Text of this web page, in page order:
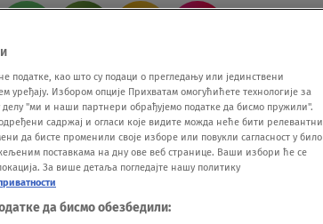
податке, као што су подаци о прегледању или јединствени
Избором опције Прихватам омогућићете технологије за
"ми и наши партнери обрађујемо податке да бисмо пружили".
садржај и огласи које видите можда неће бити релевантни
да бисте променили своје изборе или повукли сагласност у било
поставкама на дну ове веб странице. Ваши избори ће се
За више детаља погледајте нашу политику
да бисмо обезбедили: